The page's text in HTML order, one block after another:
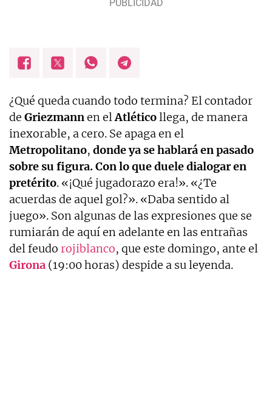
¿Qué queda cuando todo termina? El contador
de Griezmannen elAtléticollega, de manera
inexorable, a cero. Se apaga en el
Metropolitano, donde ya se hablará en pasado
sobre su figura. Con lo que duele dialogar en
pretérito. «¡Qué jugadorazo era!». «¿Te
acuerdas de aquel gol?». «Daba sentido al
juego». Son algunas de las expresiones que se
rumiarán de aquí en adelante en las entrañas
del feudo rojiblanco, que este domingo, ante el
Girona (19:00 horas) despide a su leyenda.